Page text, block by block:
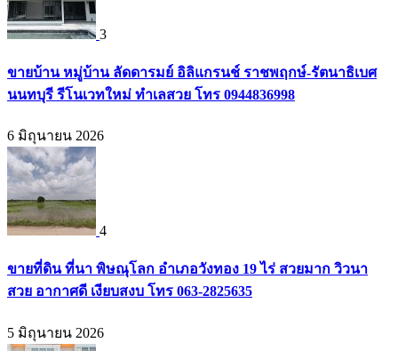
3
ขายบ้าน หมู่บ้าน ลัดดารมย์ อิลิแกรนช์ ราชพฤกษ์-รัตนาธิเบศ
นนทบุรี รีโนเวทใหม่ ทำเลสวย โทร 0944836998
6 มิถุนายน 2026
4
ขายที่ดิน ที่นา พิษณุโลก อำเภอวังทอง 19 ไร่ สวยมาก วิวนา
สวย อากาศดี เงียบสงบ โทร 063-2825635
5 มิถุนายน 2026